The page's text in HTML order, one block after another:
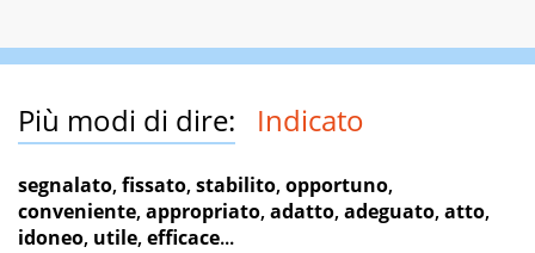
Più modi di dire: Indicato
segnalato,fissato,stabilito,opportuno,
conveniente,appropriato,adatto,adeguato,atto,
idoneo, utile,efficace...